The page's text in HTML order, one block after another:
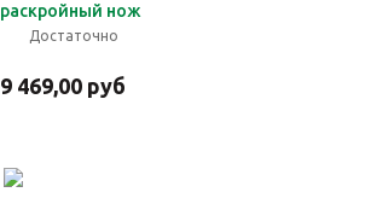
раскройный нож
Достаточно
9 469,00 руб